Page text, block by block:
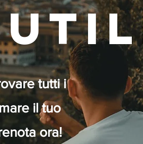
tutti i
il tuo
ora!